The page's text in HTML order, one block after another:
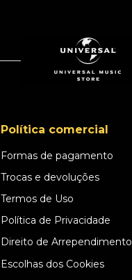
Política comercial
Formas de pagamento
Trocas e devoluções
Termos de Uso
Política de Privacidade
Direito de Arrependimento
Escolhas dos Cookies